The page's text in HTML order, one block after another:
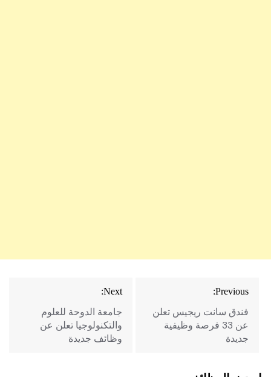
تصفّح
المقالات
Previous:
فندق سانت ريجيس تعلن
عن 33 فرصة وظيفية
جديدة
Next:
جامعة الدوحة للعلوم
والتكنولوجيا تعلن عن
وظائف جديدة